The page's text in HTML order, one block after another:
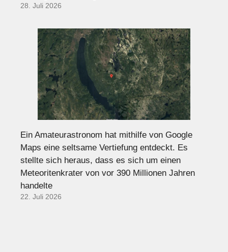
28. Juli 2026
Ein Amateurastronom hat mithilfe von Google
Maps eine seltsame Vertiefung entdeckt. Es
stellte sich heraus, dass es sich um einen
Meteoritenkrater von vor 390 Millionen Jahren
handelte
22. Juli 2026